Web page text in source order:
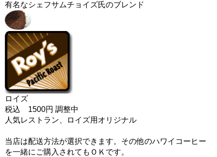
有名なシェフサムチョイズ氏のブレンド
ロイズ
税込 1500円 調整中
人気レストラン、ロイズ用オリジナル
当店は配送方法が選択できます。その他のハワイコーヒー
を一緒にご購入されてもＯＫです。